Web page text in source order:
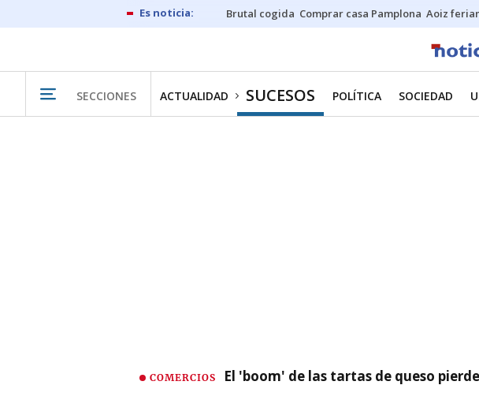
Brutal cogida Comprar casa Pamplona Aoiz
SECCIONES ACTUALIDAD SUCESOS POLÍTICA SOCIEDAD
COMERCIOS El 'boom' de las tartas de queso